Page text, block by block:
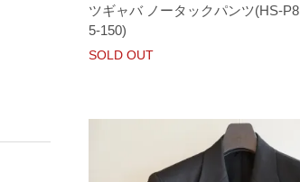
ツギャバ ノータックパンツ(HS-P8
5-150)
SOLD OUT